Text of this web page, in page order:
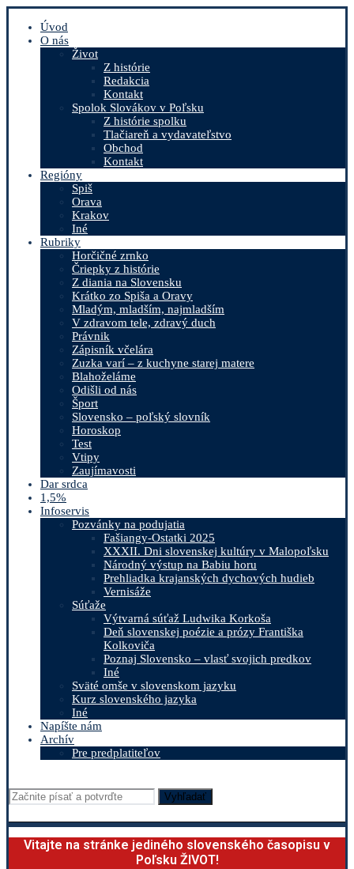
Úvod
O nás
Život
Z histórie
Redakcia
Kontakt
Spolok Slovákov v Poľsku
Z histórie spolku
Tlačiareň a vydavateľstvo
Obchod
Kontakt
Regióny
Spiš
Orava
Krakov
Iné
Rubriky
Horčičné zrnko
Čriepky z histórie
Z diania na Slovensku
Krátko zo Spiša a Oravy
Mladým, mladším, najmladším
V zdravom tele, zdravý duch
Právnik
Zápisník včelára
Zuzka varí – z kuchyne starej matere
Blahoželáme
Odišli od nás
Šport
Slovensko – poľský slovník
Horoskop
Test
Vtipy
Zaujímavosti
Dar srdca
1,5%
Infoservis
Pozvánky na podujatia
Fašiangy-Ostatki 2025
XXXII. Dni slovenskej kultúry v Malopoľsku
Národný výstup na Babiu horu
Prehliadka krajanských dychových hudieb
Vernisáže
Súťaže
Výtvarná súťaž Ludwika Korkoša
Deň slovenskej poézie a prózy Františka
Kolkoviča
Poznaj Slovensko – vlasť svojich predkov
Iné
Sväté omše v slovenskom jazyku
Kurz slovenského jazyka
Iné
Napíšte nám
Archív
Pre predplatiteľov
Vyhľadať
Vitajte na stránke jediného slovenského časopisu v
Poľsku ŽIVOT!